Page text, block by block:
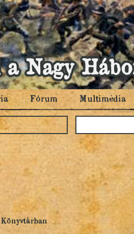
Nagy
Fórum Multimédia